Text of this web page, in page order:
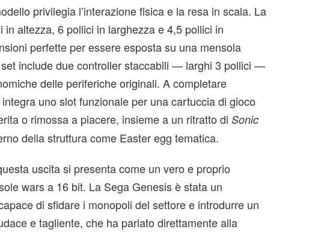
privilegia l’interazione fisica e la resa in scala. La
altezza, 6 pollici in larghezza e 4,5 pollici in
perfette per essere esposta su una mensola
include due controller staccabili — larghi 3 pollici —
delle periferiche originali. A completare
uno slot funzionale per una cartuccia di gioco
o rimossa a piacere, insieme a un ritratto diSonic
della struttura come Easter egg tematica.
uscita si presenta come un vero e proprio
wars a 16 bit. La Sega Genesis è stata un
di sfidare i monopoli del settore e introdurre un
e tagliente, che ha parlato direttamente alla